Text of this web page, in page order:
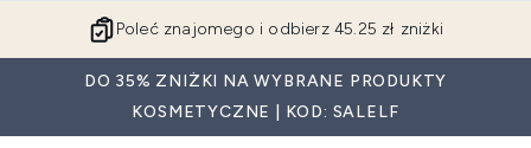
Poleć znajomego i odbierz 45.25 zł zniżki
DO 35% ZNIŻKI NA WYBRANE PRODUKTY
KOSMETYCZNE | KOD: SALELF